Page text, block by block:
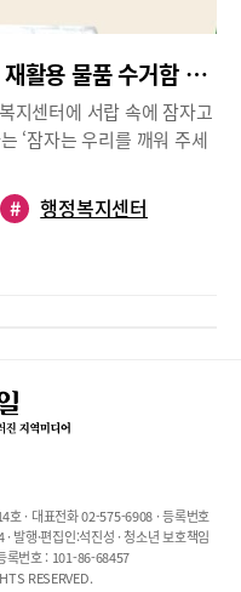
대구 수성구 동행정복지센터에 재활용 물품 수거함 설치
지센터에 서랍 속에 잠자고
‘잠자는 우리를 깨워 주세
도하고 있으며, 단체 내에
팀을 만들어 지난 7월 11
컨설팅을 통해 이번 프로
윤숙정 프로젝트 팀장은
들이 다른 사람이 사용한
고, 한국의 액세서리를 좋
됐다”면서 “팀별 모임과
수성 글로벌 ESD 실천 연
역시 비영리민간단체로 등
다.
#
행정복지센터
· 대표전화 02-575-6908 · 등록번호
행·편집인:석진성 · 청소년 보호책임
록번호 : 101-86-68457
RESERVED.